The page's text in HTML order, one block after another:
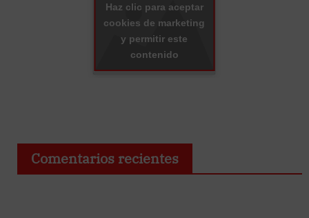
Haz clic para aceptar
cookies de marketing
y permitir este
contenido
Comentarios recientes